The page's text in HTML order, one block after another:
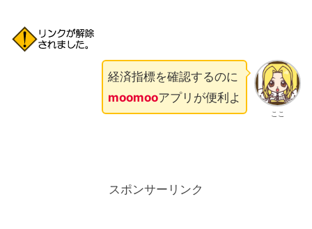
ここ
経済指標を確認するのに
moomooアプリが便利よ
スポンサーリンク